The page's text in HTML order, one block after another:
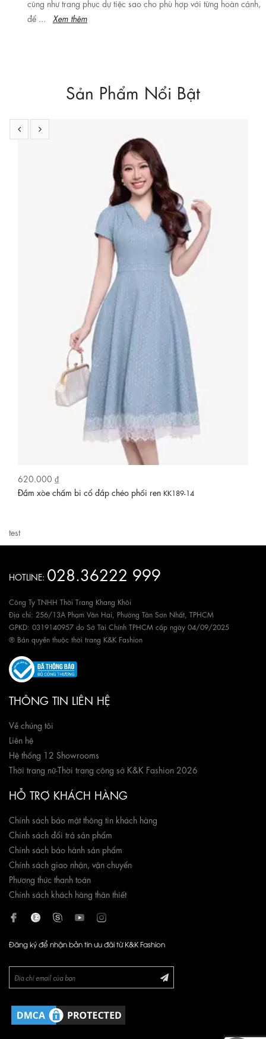
Sản Phẩm Nổi Bật
KK189-14
Đầm đen hoa nhí dáng xòe tay phồng
test
HOTLINE: 028.36222 999
Công Ty TNHH Thời Trang Khang Khôi
Địa chỉ: 256/13A Phạm Văn Hai, Phường Tân Sơn Nhất, TPHCM
GPKD: 0319140957 do Sở Tài Chính TPHCM cấp ngày 04/09/2025
® Bản quyền thuộc thời trang K&K Fashion
THÔNG TIN LIÊN HỆ
Về chúng tôi
Liên hệ
Hệ thống 12 Showrooms
Thời trang nữ-Thời trang công sở K&K Fashion 2026
HỖ TRỢ KHÁCH HÀNG
Chính sách bảo mật thông tin khách hàng
Chính sách đổi trả sản phẩm
Chính sách bảo hành sản phẩm
Chính sách giao nhận, vận chuyển
Phương thức thanh toán
Chính sách khách hàng thân thiết
Đăng ký để nhận bản tin ưu đãi từ K&K Fashion